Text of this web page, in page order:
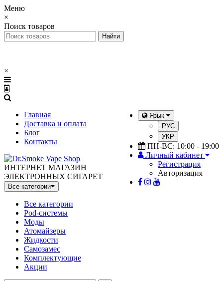
Меню
×
Поиск товаров
×
Главная
Доставка и оплата
Блог
Контакты
Язык
РУС
УКР
ПН-ВС: 10:00 - 19:00
Личный кабинет
Регистрация
Авторизация
ИНТЕРНЕТ МАГАЗИН
ЭЛЕКТРОННЫХ СИГАРЕТ
Все категории
Все категории
Pod-системы
Моды
Атомайзеры
Жидкости
Самозамес
Комплектующие
Акции